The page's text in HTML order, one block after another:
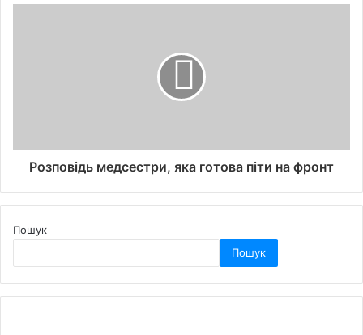
Розповідь медсестри, яка готова піти на фронт
Пошук
Пошук